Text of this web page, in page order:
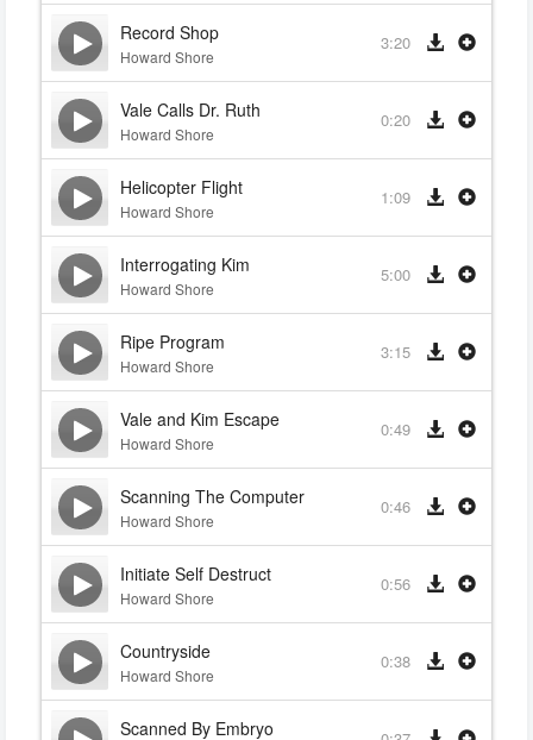
Record Shop
Howard Shore
3:20
Vale Calls Dr. Ruth
Howard Shore
0:20
Helicopter Flight
Howard Shore
1:09
Interrogating Kim
Howard Shore
5:00
Ripe Program
Howard Shore
3:15
Vale and Kim Escape
Howard Shore
0:49
Scanning The Computer
Howard Shore
0:46
Initiate Self Destruct
Howard Shore
0:56
Countryside
Howard Shore
0:38
Scanned By Embryo